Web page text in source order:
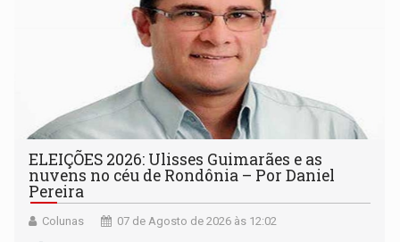
ELEIÇÕES 2026: Ulisses Guimarães e as
nuvens no céu de Rondônia – Por Daniel
Pereira
Colunas 07 de Agosto de 2026 às 12:02